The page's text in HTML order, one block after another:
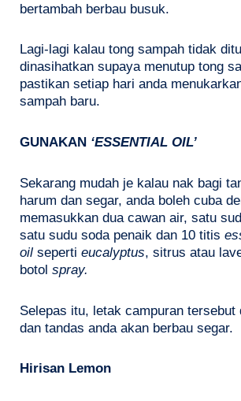
bertambah berbau busuk.
Lagi-lagi kalau tong sampah tidak
dinasihatkan supaya menutup tong
pastikan setiap hari anda
sampah baru.
GUNAKAN ‘ESSENTIAL OIL’
Sekarang mudah je kalau nak bagi
harum dan segar, anda boleh cuba
memasukkan dua cawan air, satu
satu sudu soda penaik dan 10 titis
oil seperti eucalyptus, sitrus atau
botol spray.
Selepas itu, letak campuran tersebut
dan tandas anda akan berbau segar.
Hirisan Lemon